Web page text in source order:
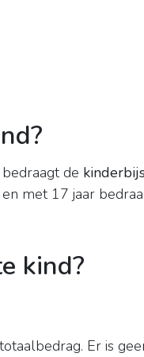
de
met 17 jaar
kind?
Er is